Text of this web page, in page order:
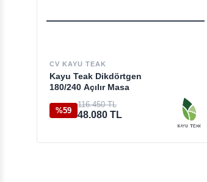
CV KAYU TEAK
Kayu Teak Dikdörtgen
180/240 Açılır Masa
%59
116.450 TL
48.080 TL